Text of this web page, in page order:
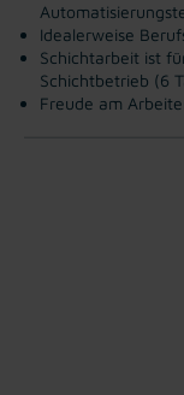
Idealerweise
Schichtarbeit ist
Schichtbetrieb (6
Freude am